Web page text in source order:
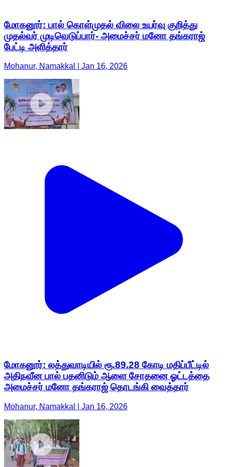
மோகனூர்: பால் கொள்முதல் விலை உயர்வு குறித்து
முதல்வர் முடிவெடுப்பார்- அமைச்சர் மனோ தங்கராஜ்
பேட்டி அளித்தார்
Mohanur, Namakkal | Jan 16, 2026
மோகனூர்: லத்துவாடியில் ரூ.89.28 கோடி மதிப்பீட்டில்
அதிநவீன பால் பதனிடும் ஆளை சோதனை ஓட்டத்தை
அமைச்சர் மனோ தங்கராஜ் தொடங்கி வைத்தார்
Mohanur, Namakkal | Jan 16, 2026